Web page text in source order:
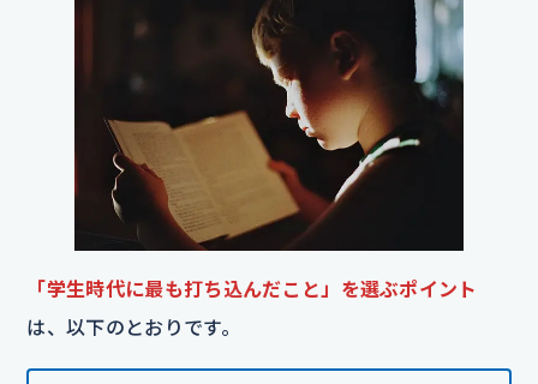
「学生時代に最も打ち込んだこと」を選ぶポイント
は、以下のとおりです。